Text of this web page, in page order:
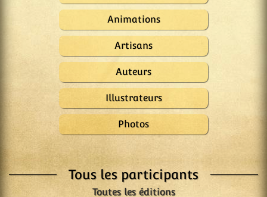
Animations
Artisans
Auteurs
Illustrateurs
Photos
Tous les participants